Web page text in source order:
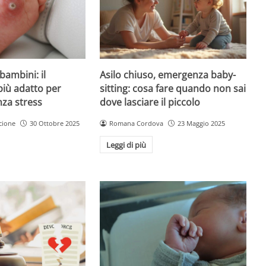
il
adatto per
stress
30 Ottobre 2025
Asilo chiuso, emergenza baby-
sitting: cosa fare quando non sai
dove lasciare il piccolo
Romana Cordova 23 Maggio 2025
Leggi di più